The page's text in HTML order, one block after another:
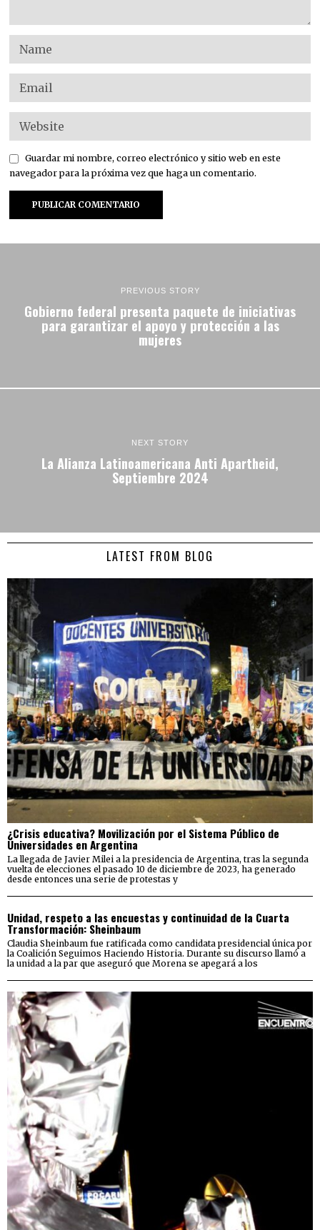
Guardar mi nombre, correo electrónico y sitio web en este
navegador para la próxima vez que haga un comentario.
PREVIOUS STORY
Gobierno federal presenta paquete de iniciativas
para garantizar el apoyo y protección a las
mujeres
NEXT STORY
La Alianza Latinoamericana Anti Apartheid,
Septiembre 2024
LATEST FROM BLOG
¿Crisis educativa? Movilización por el Sistema Público de
Universidades en Argentina
La llegada de Javier Milei a la presidencia de Argentina, tras la segunda
vuelta de elecciones el pasado 10 de diciembre de 2023, ha generado
desde entonces una serie de protestas y
Unidad, respeto a las encuestas y continuidad de la Cuarta
Transformación: Sheinbaum
Claudia Sheinbaum fue ratificada como candidata presidencial única por
la Coalición Seguimos Haciendo Historia. Durante su discurso llamó a
la unidad a la par que aseguró que Morena se apegará a los